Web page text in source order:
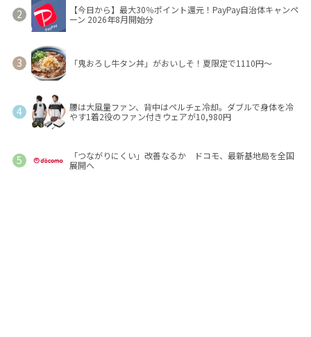
【今日から】最大30％ポイント還元！PayPay自治体キャンペ
ーン 2026年8月開始分
「鬼おろし牛タン丼」がおいしそ！夏限定で1110円～
腰は大風量ファン、背中はペルチェ冷却。ダブルで身体を冷
やす1着2役のファン付きウェアが10,980円
「つながりにくい」改善なるか ドコモ、最新基地局を全国
展開へ